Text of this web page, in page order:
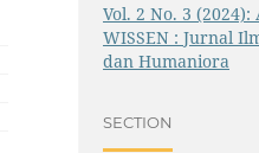
Vol. 2 No. 3 (2024):
WISSEN : Jurnal
dan Humaniora
SECTION